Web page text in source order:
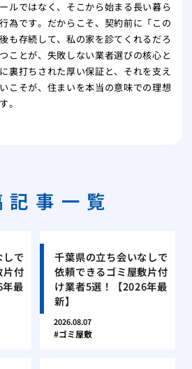
ルではなく、そこから始まる長い暮ら
為です。だからこそ、契約前に「この
も存続して、私の家を診てくれるだろ
ことが、失敗しない業者選びの核心と
裏打ちされた厚い保証と、それを支え
こそが、住まいを本当の意味での理想
。
記事一覧
しで
片付
最
千葉県の立ち会いなしで
依頼できるゴミ屋敷片付
け業者5選！【2026年最
新】
2026.08.07
ゴミ屋敷